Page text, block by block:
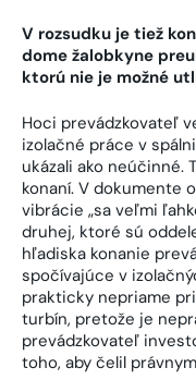
V rozsudku je tiež
dome žalobkyne
ktorú nie je možné
Hoci prevádzkovateľ
izolačné práce v
ukázali ako neúčinné.
konaní. V dokumente
vibrácie „sa veľmi
druhej, ktoré sú
hľadiska konanie
spočívajúce v
prakticky nepriame
turbín, pretože je
prevádzkovateľ
toho, aby čelil